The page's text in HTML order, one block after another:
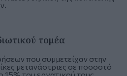
τομέα
που συμμετείχαν στην
μετανάστριες σε ποσοστό